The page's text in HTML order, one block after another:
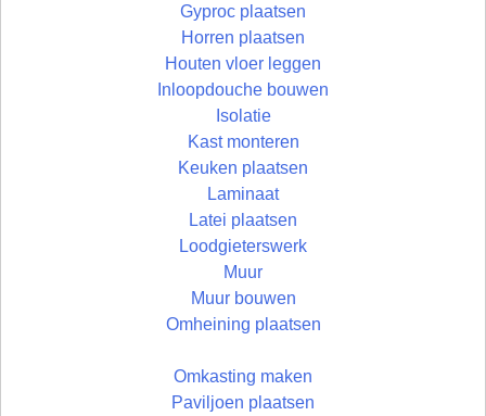
Gyproc plaatsen
Horren plaatsen
Houten vloer leggen
Inloopdouche bouwen
Isolatie
Kast monteren
Keuken plaatsen
Laminaat
Latei plaatsen
Loodgieterswerk
Muur
Muur bouwen
Omheining plaatsen
Omkasting maken
Paviljoen plaatsen